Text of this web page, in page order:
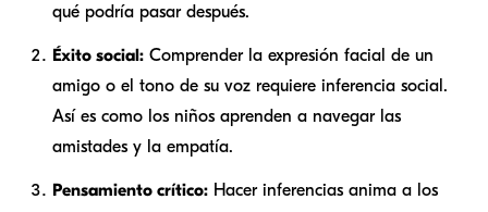
qué podría pasar después.
Éxito social: Comprender la expresión facial de un
amigo o el tono de su voz requiere inferencia social.
Así es como los niños aprenden a navegar las
amistades y la empatía.
Pensamiento crítico: Hacer inferencias anima a los